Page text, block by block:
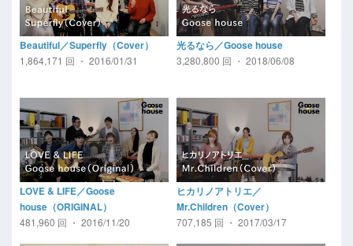
Beautiful／Superfly（Cover）
1,864,171 回 ・ 2016/01/31
光るなら／Goose house
3,280,800 回 ・ 2018/06/08
LOVE & LIFE／Goose
house（ORIGINAL）
481,960 回 ・ 2016/11/20
ヒカリノアトリエ／
Mr.Children（Cover）
707,185 回 ・ 2017/03/17